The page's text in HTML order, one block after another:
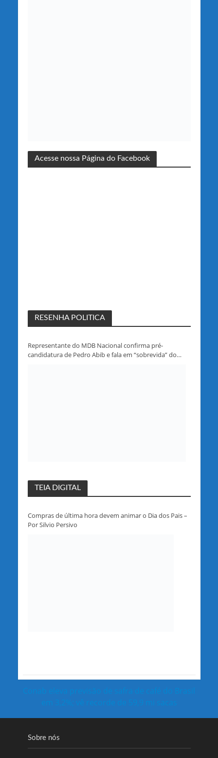
Acesse nossa Página do Facebook
RESENHA POLITICA
Representante do MDB Nacional confirma pré-
candidatura de Pedro Abib e fala em “sobrevida” do
TEIA DIGITAL
Compras de última hora devem animar o Dia dos Pais –
Por Silvio Persivo
Conab eleva previsão de safra de café do Brasil
em 3,2%; vê recorde de 59,9 mi sacas
Sobre nós